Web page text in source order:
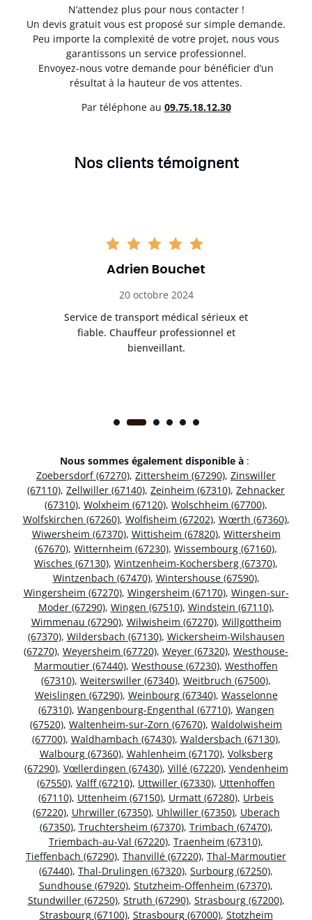
N’attendez plus pour nous contacter !
Un devis gratuit vous est proposé sur simple demande.
Peu importe la complexité de votre projet, nous vous
garantissons un service professionnel.
Envoyez-nous votre demande pour bénéficier d’un
résultat à la hauteur de vos attentes.
Par téléphone au 09.75.18.12.30
Nos clients témoignent
Adrien Bouchet
20 octobre 2024
Service de transport médical sérieux et
fiable. Chauffeur professionnel et
bienveillant.
Nous sommes également disponible à :
Zoebersdorf (67270), Zittersheim (67290), Zinswiller
(67110), Zellwiller (67140), Zeinheim (67310), Zehnacker
(67310), Wolxheim (67120), Wolschheim (67700),
Wolfskirchen (67260), Wolfisheim (67202), Wœrth (67360),
Wiwersheim (67370), Wittisheim (67820), Wittersheim
(67670), Witternheim (67230), Wissembourg (67160),
Wisches (67130), Wintzenheim-Kochersberg (67370),
Wintzenbach (67470), Wintershouse (67590),
Wingersheim (67270), Wingersheim (67170), Wingen-sur-
Moder (67290), Wingen (67510), Windstein (67110),
Wimmenau (67290), Wilwisheim (67270), Willgottheim
(67370), Wildersbach (67130), Wickersheim-Wilshausen
(67270), Weyersheim (67720), Weyer (67320), Westhouse-
Marmoutier (67440), Westhouse (67230), Westhoffen
(67310), Weiterswiller (67340), Weitbruch (67500),
Weislingen (67290), Weinbourg (67340), Wasselonne
(67310), Wangenbourg-Engenthal (67710), Wangen
(67520), Waltenheim-sur-Zorn (67670), Waldolwisheim
(67700), Waldhambach (67430), Waldersbach (67130),
Walbourg (67360), Wahlenheim (67170), Volksberg
(67290), Vœllerdingen (67430), Villé (67220), Vendenheim
(67550), Valff (67210), Uttwiller (67330), Uttenhoffen
(67110), Uttenheim (67150), Urmatt (67280), Urbeis
(67220), Uhrwiller (67350), Uhlwiller (67350), Uberach
(67350), Truchtersheim (67370), Trimbach (67470),
Triembach-au-Val (67220), Traenheim (67310),
Tieffenbach (67290), Thanvillé (67220), Thal-Marmoutier
(67440), Thal-Drulingen (67320), Surbourg (67250),
Sundhouse (67920), Stutzheim-Offenheim (67370),
Stundwiller (67250), Struth (67290), Strasbourg (67200),
Strasbourg (67100), Strasbourg (67000), Stotzheim